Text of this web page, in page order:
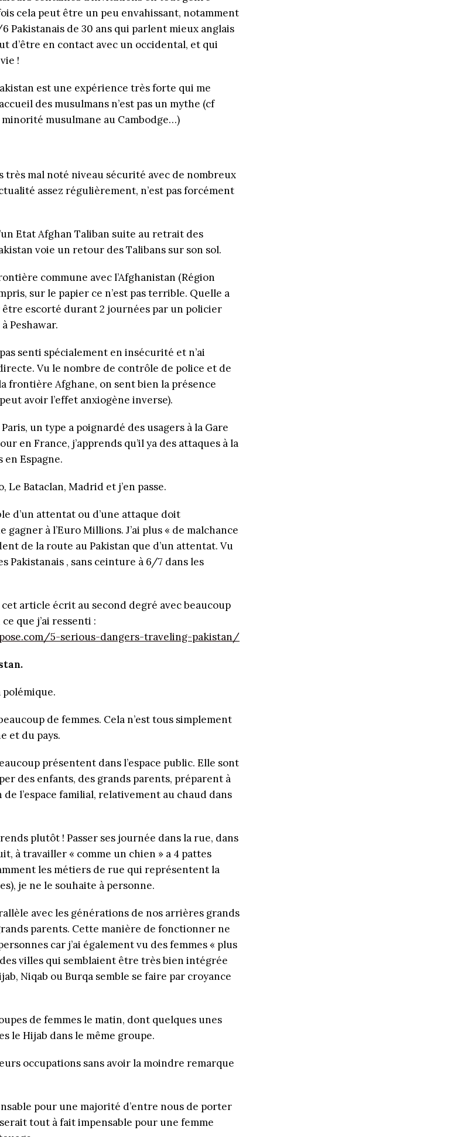
cela peut être un peu envahissant, notamment
Pakistanais de 30 ans qui parlent mieux anglais
d’être en contact avec un occidental, et qui
!
est une expérience très forte qui me
des musulmans n’est pas un mythe (cf
minorité musulmane au Cambodge…)
très mal noté niveau sécurité avec de nombreux
assez régulièrement, n’est pas forcément
Etat Afghan Taliban suite au retrait des
voie un retour des Talibans sur son sol.
commune avec l’Afghanistan (Région
sur le papier ce n’est pas terrible. Quelle a
escorté durant 2 journées par un policier
Peshawar.
senti spécialement en insécurité et n’ai
Vu le nombre de contrôle de police et de
frontière Afghane, on sent bien la présence
avoir l’effet anxiogène inverse).
un type a poignardé des usagers à la Gare
en France, j’apprends qu’il ya des attaques à la
en Espagne.
Le Bataclan, Madrid et j’en passe.
d’un attentat ou d’une attaque doit
à l’Euro Millions. J’ai plus « de malchance
de la route au Pakistan que d’un attentat. Vu
Pakistanais , sans ceinture à 6/7 dans les
article écrit au second degré avec beaucoup
que j’ai ressenti :
5-serious-dangers-traveling-pakistan/
polémique.
de femmes. Cela n’est tous simplement
et du pays.
présentent dans l’espace public. Elle sont
des enfants, des grands parents, préparent à
l’espace familial, relativement au chaud dans
plutôt ! Passer ses journée dans la rue, dans
à travailler « comme un chien » a 4 pattes
les métiers de rue qui représentent la
je ne le souhaite à personne.
avec les générations de nos arrières grands
parents. Cette manière de fonctionner ne
car j’ai également vu des femmes « plus
villes qui semblaient être très bien intégrée
Niqab ou Burqa semble se faire par croyance
de femmes le matin, dont quelques unes
le Hijab dans le même groupe.
occupations sans avoir la moindre remarque
pour une majorité d’entre nous de porter
tout à fait impensable pour une femme